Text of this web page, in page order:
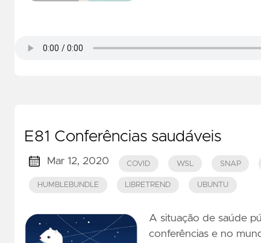
E81 Conferências saudáveis
Mar 12, 2020 COVID WSL SNAP
HUMBLEBUNDLE LIBRETREND UBUNTU
A situação de saúde
conferências e no